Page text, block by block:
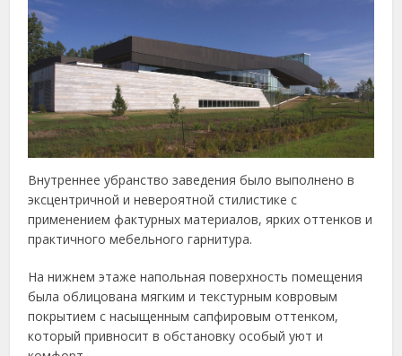
Внутреннее убранство заведения было выполнено в
эксцентричной и невероятной стилистике с
применением фактурных материалов, ярких оттенков и
практичного мебельного гарнитура.
На нижнем этаже напольная поверхность помещения
была облицована мягким и текстурным ковровым
покрытием с насыщенным сапфировым оттенком,
который привносит в обстановку особый уют и